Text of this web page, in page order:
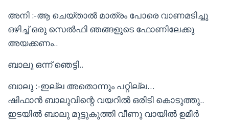
അനി :-ആ ചെയ്താൽ മാത്രം പോരെ വാണമടിച്ചു
ഒഴിച്ച് ഒരു സെൽഫി ഞങ്ങളുടെ ഫോണിലേക്കു
അയക്കണം..
ബാലു ഒന്ന് ഞെട്ടി..
ബാലു :-ഇല്ല അതൊന്നും പറ്റില്ല…
ഷിഫാൻ ബാലുവിന്റെ വയറിൽ ഒരിടി കൊടുത്തു..
ഇടയിൽ ബാലു മുട്ടുകുത്തി വീണു വായിൽ ഉമീർ